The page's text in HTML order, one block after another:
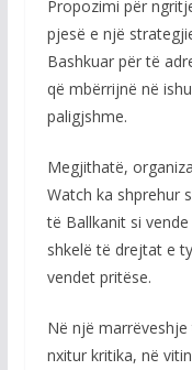
Propozimi për
pjesë e një
Bashkuar për të
që mbërrijnë në
paligjshme.
Megjithatë,
Watch ka shprehur
të Ballkanit si
shkelë të drejtat e
vendet pritëse.
Në një
nxitur kritika, në